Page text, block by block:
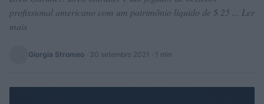
profissional americano com um patrimônio líquido de $ 25 ... Ler
mais
Giorgia Stromeo · 30 setembro 2021 · 1 min